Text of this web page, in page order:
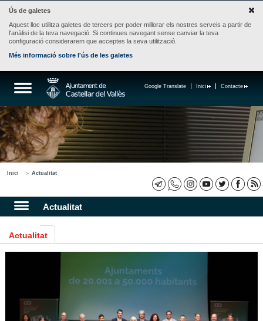
Ús de galetes
Aquest lloc utilitza galetes de tercers per poder millorar els nostres serveis a partir de
l'anàlisi de la teva navegació. Si continues navegant sense canviar la teva
configuració considerarem que acceptes la seva utilització.
Més informació sobre l'ús de les galetes
Contacte
Inici
Google Translate
Inici Actualitat
Actualitat
Actualitat